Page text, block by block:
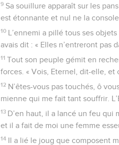
9 Sa souillure apparaît sur les
est étonnante et nul ne la
10 L’ennemi a pillé tous ses
avais dit : « Elles n’entreront pas
11 Tout son peuple gémit en
forces. « Vois, Eternel, dit-elle, et
12 N’êtes-vous pas touchés, ô
mienne qui me fait tant souffrir.
13 D’en haut, il a lancé un feu qui
et il a fait de moi une femme
14 Il a lié le joug que composent